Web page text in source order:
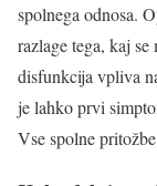
spolnega odnosa.
razlage tega, kaj
disfunkcija vpliva
je lahko prvi
Vse spolne